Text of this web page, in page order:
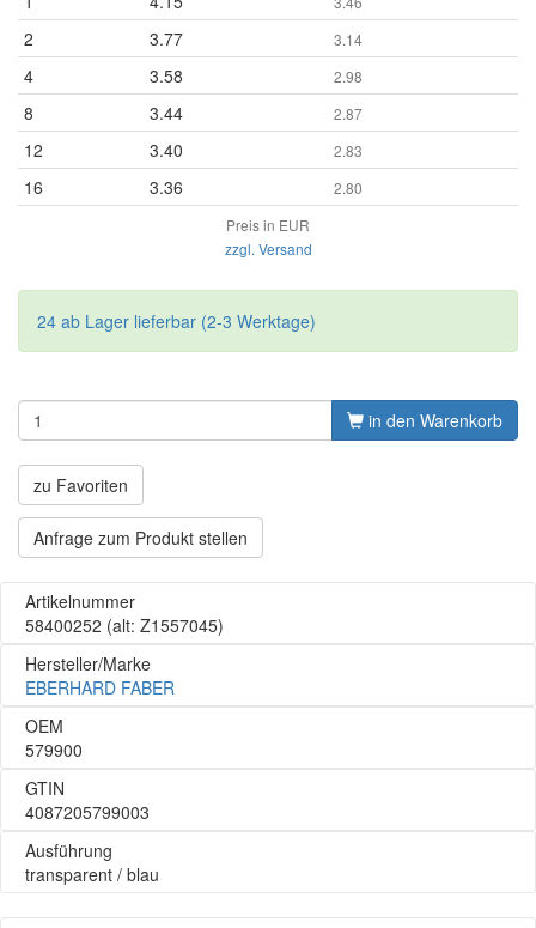
2 3.77 3.14
4 3.58 2.98
8 3.44 2.87
12 3.40 2.83
16 3.36
2.80
Preis in EUR
zzgl. Versand
24 ab Lager lieferbar (2-3 Werktage)
in den Warenkorb
zu Favoriten
Anfrage zum Produkt stellen
Artikelnummer
58400252 (alt: Z1557045)
Hersteller/Marke
EBERHARD FABER
OEM
579900
GTIN
4087205799003
Ausführung
transparent / blau